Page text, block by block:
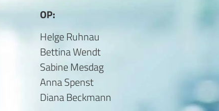
OP:
Helge Ruhnau
Bettina Wendt
Sabine Mesdag
Anna Spenst
Diana Beckmann